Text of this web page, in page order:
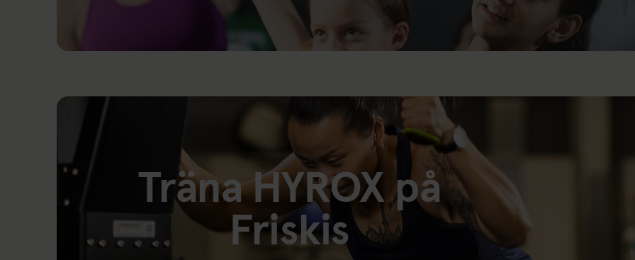
Träna HYROX på
Friskis